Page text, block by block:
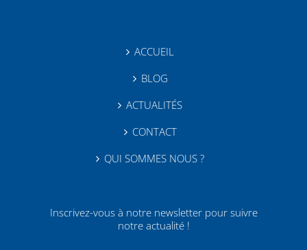
ACCUEIL
BLOG
ACTUALITÉS
CONTACT
QUI SOMMES NOUS ?
Inscrivez-vous à notre newsletter pour suivre
notre actualité !